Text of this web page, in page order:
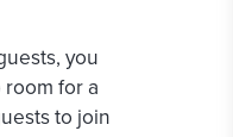
you
for a
to join